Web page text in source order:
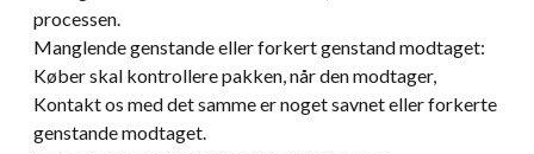
processen.
Manglende genstande eller forkert genstand modtaget:
Køber skal kontrollere pakken, når den modtager,
Kontakt os med det samme er noget savnet eller forkerte
genstande modtaget.